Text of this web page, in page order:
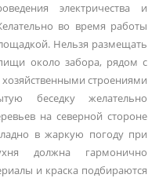
электричества и
во время работы
Нельзя размещать
около забора, рядом с
строениями
беседку желательно
на северной стороне
в жаркую погоду при
должна гармонично
и краска подбираются